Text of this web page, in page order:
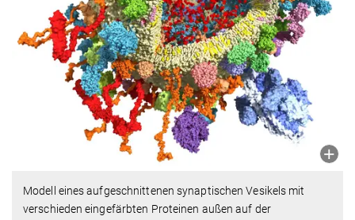
Modell eines aufgeschnittenen synaptischen Vesikels mit
verschieden eingefärbten Proteinen außen auf der